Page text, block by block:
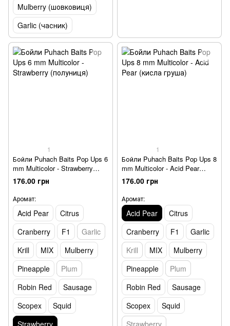
Mulberry (шовковиця)
Garlic (часник)
1
Бойли Puhach Baits Pop Ups 6
mm Multicolor - Strawberry
(полуниця)
176.00 грн
Аромат:
Acid Pear
Citrus
Cranberry
F1
Garlic
Krill
MIX
Mulberry
Pineapple
Plum
Robin Red
Sausage
Scopex
Squid
Strawberry
1
Бойли Puhach Baits Pop Ups 8
mm Multicolor - Acid Pear
(кисла груша)
176.00 грн
Аромат:
Acid Pear
Citrus
Cranberry
F1
Garlic
Krill
MIX
Mulberry
Pineapple
Plum
Robin Red
Sausage
Scopex
Squid
Strawberry